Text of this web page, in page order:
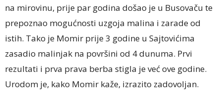
na mirovinu, prije par godina došao je u Busovaču te
prepoznao mogućnosti uzgoja malina i zarade od
istih. Tako je Momir prije 3 godine u Sajtovićima
zasadio malinjak na površini od 4 dunuma. Prvi
rezultati i prva prava berba stigla je već ove godine.
Urodom je, kako Momir kaže, izrazito zadovoljan.